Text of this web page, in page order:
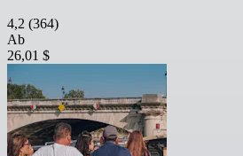
4,2 (364)
Ab
26,01 $